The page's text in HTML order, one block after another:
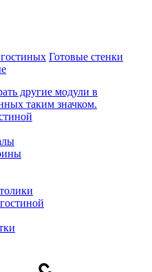
Готовые стенки
другие модули в
таким значком.